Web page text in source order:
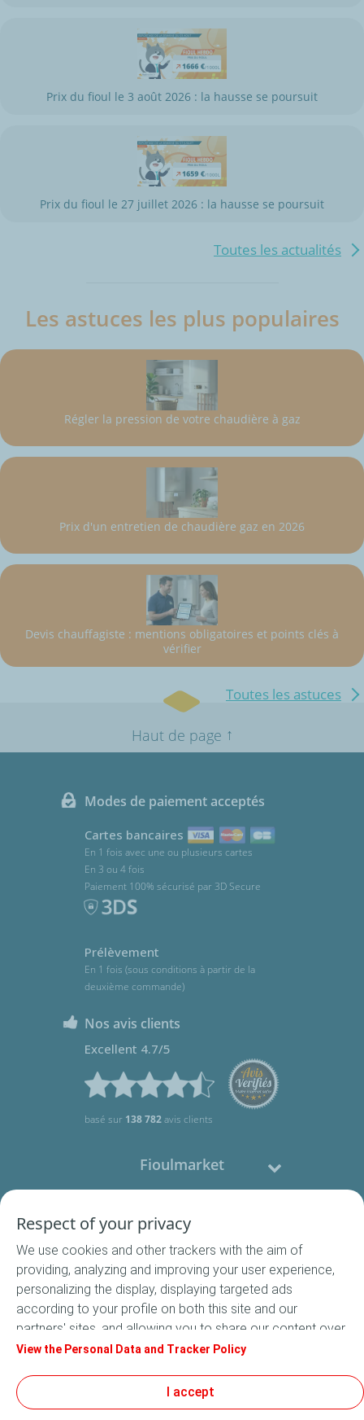
Prix du fioul le 3 août 2026 : la hausse se poursuit
Prix du fioul le 27 juillet 2026 : la hausse se poursuit
Toutes les actualités
Les astuces les plus populaires
Régler la pression de votre chaudière à gaz
Prix d'un entretien de chaudière gaz en 2026
Devis chauffagiste : mentions obligatoires et points clés à
vérifier
Toutes les astuces
Haut de page ↑
Modes de paiement acceptés
Cartes bancaires
En 1 fois avec une ou plusieurs cartes
En 3 ou 4 fois
Paiement 100% sécurisé par 3D Secure
Prélèvement
En 1 fois (sous conditions à partir de la
deuxième commande)
Nos avis clients
Excellent 4.7/5
basé sur 138 782avis clients
Fioulmarket
Nous contacter
Suivez-nous
Conditions Générales de Vente
Respect of your privacy
We use cookies and other trackers with the aim of
providing, analyzing and improving your user experience,
personalizing the display, displaying targeted ads
according to your profile on both this site and our
partners' sites, and allowing you to share our content over
social media. In accordance with French legislation,
default. You can change your cookie settings at any time
by clicking on the "Manage my cookies" button. By clicking
View the Personal Data and Tracker Policy
I accept